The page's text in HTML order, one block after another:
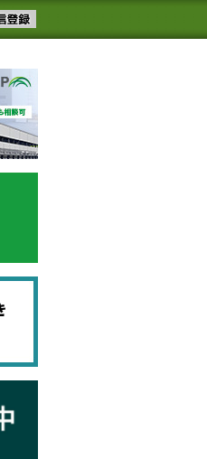
ースメール配信を登録す